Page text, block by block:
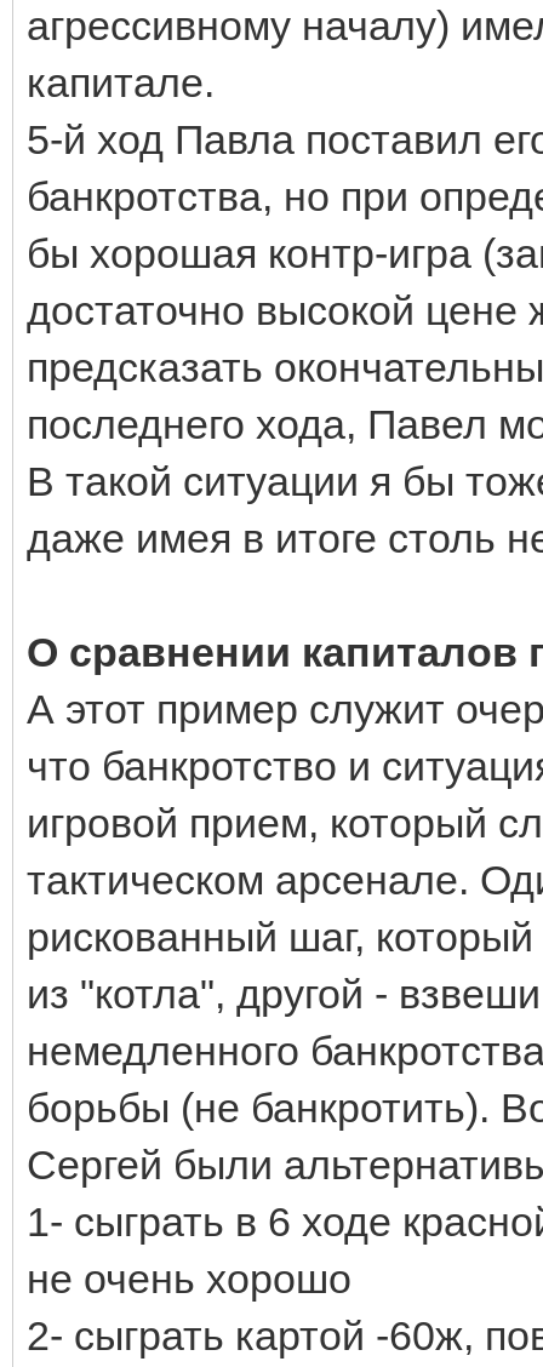
агрессивному началу)
капитале.
5-й ход Павла поставил
банкротства, но при
бы хорошая контр-игра
достаточно высокой цене
предсказать
последнего хода, Павел
В такой ситуации я бы
даже имея в итоге столь
О сравнении капиталов
А этот пример служит
что банкротство и
игровой прием, который
тактическом арсенале.
рискованный шаг,
из "котла", другой -
немедленного
борьбы (не банкротить).
Сергей были
1- сыграть в 6 ходе
не очень хорошо
2- сыграть картой -60ж,